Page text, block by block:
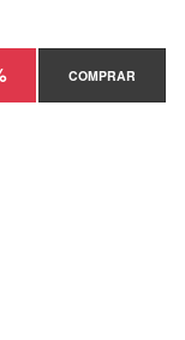
COMPRAR